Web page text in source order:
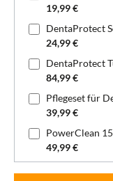
19,99 €
24,99 €
DentaProtect
84,99 €
Pflegeset für
39,99 €
PowerClean
49,99 €